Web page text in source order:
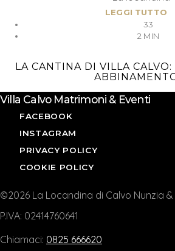
LEGGI TUTTO
33
2 MIN
LA CANTINA DI VILLA
Villa Calvo Matrimoni & Eventi
FACEBOOK
INSTAGRAM
PRIVACY POLICY
COOKIE POLICY
©2026 La Locandina di Calvo Nunzia &
P.IVA: 02414760641
Chiamaci: 0825 666620